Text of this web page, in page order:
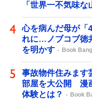
「世界一不気味
心を病んだ母が「
れに…ノブコブ徳
を明かす
Book Bang
事故物件住みます
部屋を大公開 漫
体験とは？
Book